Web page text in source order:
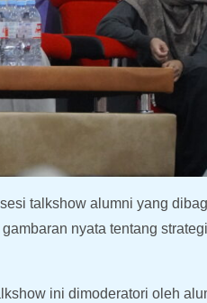
talkshow alumni yang
nyata tentang
ini dimoderatori oleh